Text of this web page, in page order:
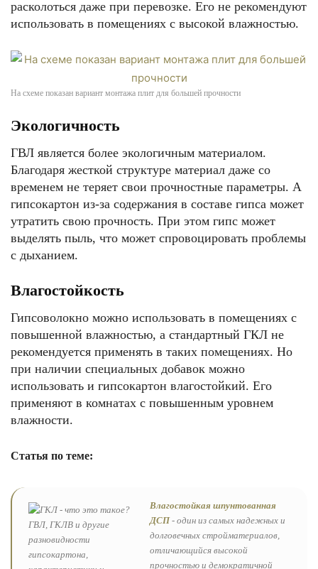
расколоться даже при перевозке. Его не рекомендуют
использовать в помещениях с высокой влажностью.
На схеме показан вариант монтажа плит для большей прочности
Экологичность
ГВЛ является более экологичным материалом.
Благодаря жесткой структуре материал даже со
временем не теряет свои прочностные параметры. А
гипсокартон из-за содержания в составе гипса может
утратить свою прочность. При этом гипс может
выделять пыль, что может спровоцировать проблемы
с дыханием.
Влагостойкость
Гипсоволокно можно использовать в помещениях с
повышенной влажностью, а стандартный ГКЛ не
рекомендуется применять в таких помещениях. Но
при наличии специальных добавок можно
использовать и гипсокартон влагостойкий. Его
применяют в комнатах с повышенным уровнем
влажности.
Статья по теме:
Влагостойкая шпунтованная
ДСП- один из самых надежных и
долговечных стройматериалов,
отличающийся высокой
прочностью и демократичной